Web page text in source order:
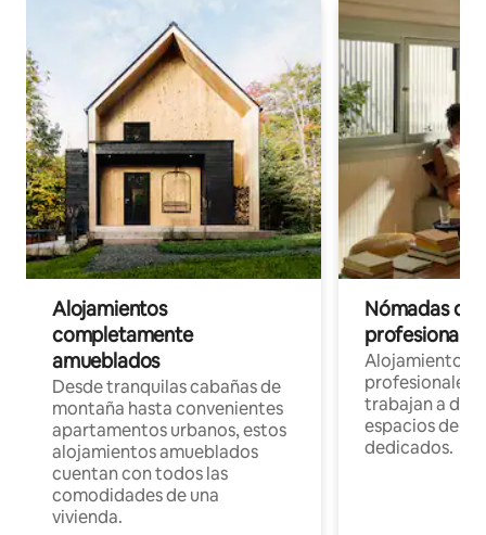
Alojamientos
completamente
amueblados
Desde tranquilas cabañas de
montaña hasta convenientes
apartamentos urbanos, estos
alojamientos amueblados
cuentan con todos las
comodidades de una
vivienda.
Nómadas
Alojamientos
profesionales
trabajan a
espacios de
dedicados.